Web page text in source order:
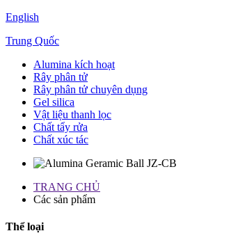
English
Trung Quốc
Alumina kích hoạt
Rây phân tử
Rây phân tử chuyên dụng
Gel silica
Vật liệu thanh lọc
Chất tẩy rửa
Chất xúc tác
TRANG CHỦ
Các sản phẩm
Thể loại